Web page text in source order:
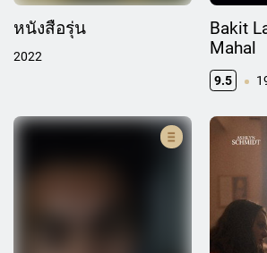
หนังสือรุ่น
2022
Bakit
Mahal
9.5